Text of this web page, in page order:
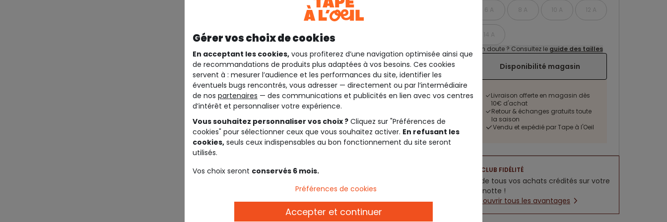
6 A 8 A 10 A 12 A
14 A
Un doute ? Consultez le guide des tailles
Disponibilité magasin
Livraison offerte en magasin dès
10€ d'achat
Retour & échanges gratuits toute
la saison
Vendu et expédié par Tape à l'Oeil
CLUB FIDÉLITÉ
5% de tous vos achats crédités sur votre
cagnotte !
Découvrir tous les avantages
Gérer vos choix de cookies
En acceptant les cookies, vous profiterez d’une navigation optimisée ainsi que
de recommandations de produits plus adaptées à vos besoins. Ces cookies
servent à : mesurer l’audience et les performances du site, identifier les
éventuels bugs rencontrés, vous adresser — directement ou par l’intermédiaire
de nos partenaires — des communications et publicités en lien avec vos centres
d’intérêt et personnaliser votre expérience.
Vous souhaitez personnaliser vos choix ? Cliquez sur "Préférences de
cookies" pour sélectionner ceux que vous souhaitez activer. En refusant les
cookies, seuls ceux indispensables au bon fonctionnement du site seront
utilisés.
Vos choix seront conservés 6 mois.
Préférences de cookies
Accepter et continuer